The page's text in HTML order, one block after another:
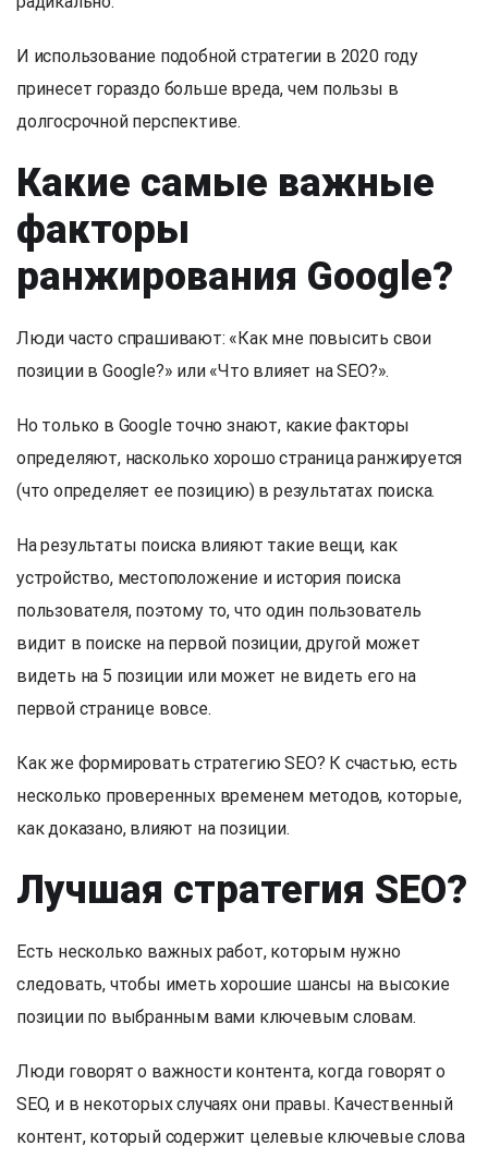
И использование подобной стратегии в 2020 году
принесет гораздо больше вреда, чем пользы в
долгосрочной перспективе.
Какие самые важные
факторы
ранжирования Google?
Люди часто спрашивают: «Как мне повысить свои
позиции в Google?» или «Что влияет на SEO?».
Но только в Google точно знают, какие факторы
определяют, насколько хорошо страница ранжируется
(что определяет ее позицию) в результатах поиска.
На результаты поиска влияют такие вещи, как
устройство, местоположение и история поиска
пользователя, поэтому то, что один пользователь
видит в поиске на первой позиции, другой может
видеть на 5 позиции или может не видеть его на
первой странице вовсе.
Как же формировать стратегию SEO? К счастью, есть
несколько проверенных временем методов, которые,
как доказано, влияют на позиции.
Лучшая стратегия SEO?
Есть несколько важных работ, которым нужно
следовать, чтобы иметь хорошие шансы на высокие
позиции по выбранным вами ключевым словам.
Люди говорят о важности контента, когда говорят о
SEO, и в некоторых случаях они правы. Качественный
контент, который содержит целевые ключевые слова